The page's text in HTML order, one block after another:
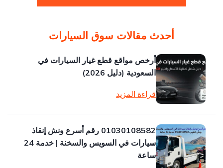
أحدث مقالات سوق السيارات
أرخص مواقع قطع غيار السيارات في
السعودية (دليل 2026)
قراءة المزيد
01030108582 رقم أسرع ونش إنقاذ
سيارات في السويس والسخنة | خدمة 24
ساعة